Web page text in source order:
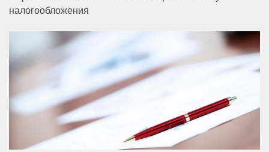
налогообложения